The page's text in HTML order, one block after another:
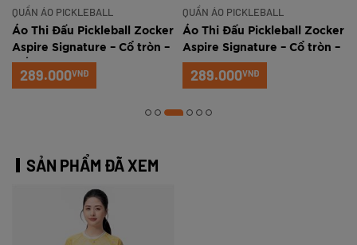
QUẦN ÁO PICKLEBALL
Áo Thi Đấu Pickleball Zocker
Aspire Signature – Cổ tròn –
Trắng xanh
289.000VNĐ
QUẦN ÁO PICKLEBALL
Áo Thi Đấu Pickleball Zocker
Aspire Signature – Cổ tròn –
Đỏ
289.000VNĐ
SẢN PHẨM ĐÃ XEM